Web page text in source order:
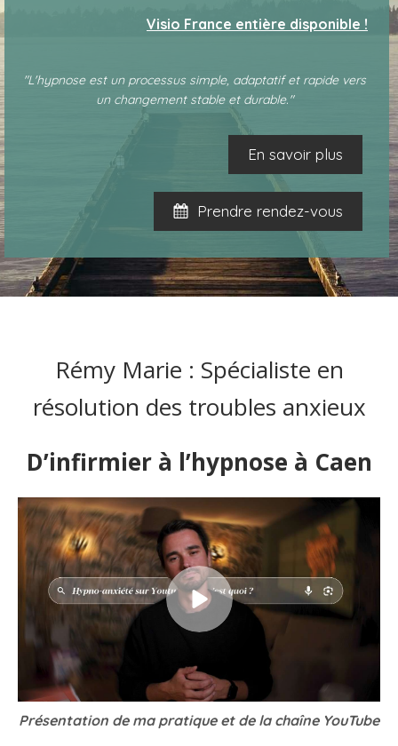
Visio France entière disponible !
"L'hypnose est un processus simple, adaptatif et rapide vers
un changement stable et durable."
En savoir plus
Prendre rendez-vous
Rémy Marie : Spécialiste en
résolution des troubles anxieux
D’infirmier à l’hypnose à Caen
Présentation de ma pratique et de la chaîne YouTube